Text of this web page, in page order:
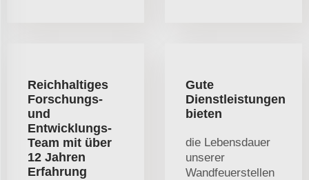
Reichhaltiges
Forschungs-
und
Entwicklungs-
Team mit über
12 Jahren
Erfahrung
Gute
Dienstleistungen
bieten
die Lebensdauer
unserer
Wandfeuerstellen